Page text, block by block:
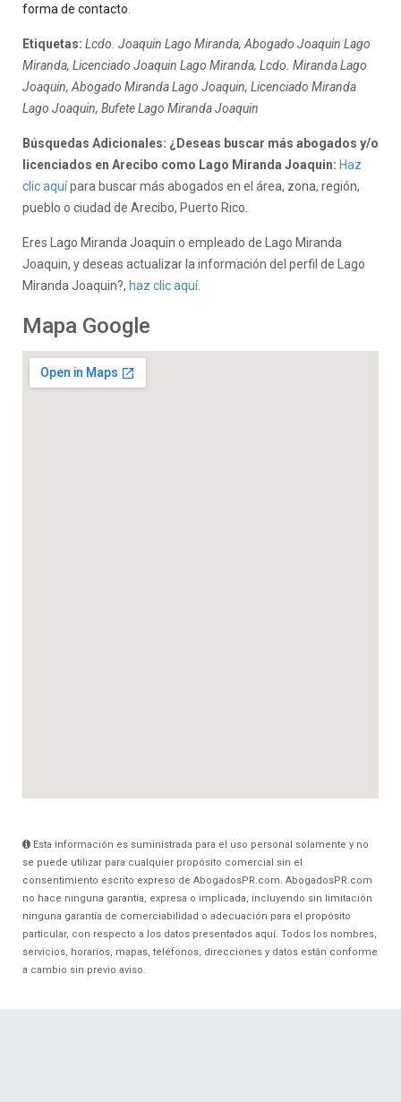
forma de contacto
Etiquetas: Lcdo. Joaquin Lago Miranda, Abogado Joaquin Lago
Miranda, Licenciado Joaquin Lago Miranda, Lcdo. Miranda Lago
Joaquin, Abogado Miranda Lago Joaquin, Licenciado Miranda
Lago Joaquin, Bufete Lago Miranda Joaquin
Búsquedas Adicionales: ¿Deseas buscar más abogados y/o
licenciados en Arecibo como Lago Miranda Joaquin: Haz
clic aquípara buscar más abogados en el área, zona, región,
pueblo o ciudad de Arecibo, Puerto Rico.
Eres Lago Miranda Joaquin o empleado de Lago Miranda
Joaquin, y deseas actualizar la información del perfil de Lago
Miranda Joaquin?, haz clic aquí.
Mapa Google
Esta información es suministrada para el uso personal solamente y no
se puede utilizar para cualquier propósito comercial sin el
consentimiento escrito expreso de AbogadosPR.com. AbogadosPR.com
no hace ninguna garantía, expresa o implicada, incluyendo sin limitación
ninguna garantía de comerciabilidad o adecuación para el propósito
particular, con respecto a los datos presentados aquí. Todos los nombres,
servicios, horarios, mapas, teléfonos, direcciones y datos están conforme
a cambio sin previo aviso.